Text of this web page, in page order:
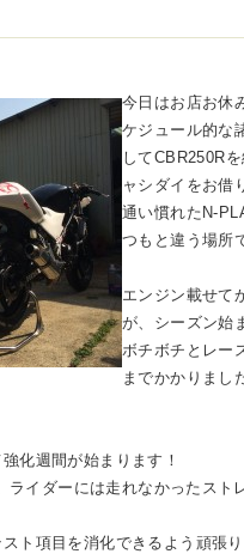
今日はお店お休
ケジュール的な
してCBR250R
ャシダイをお借
通い慣れたN-
つもと違う場所
エンジン載せて
が、シーズン始
ボチボチとレー
までかかりまし
化週間が始まります！
ライダーには走れなかったス
ト項目を消化できるよう頑張